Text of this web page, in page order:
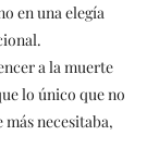
en una elegía
a la muerte
lo único que no
necesitaba,